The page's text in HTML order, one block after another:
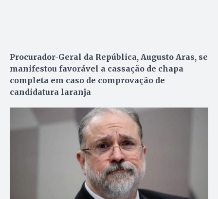
Procurador-Geral da República, Augusto Aras, se
manifestou favorável a cassação de chapa
completa em caso de comprovação de
candidatura laranja